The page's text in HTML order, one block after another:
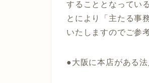
することとなってい
とにより「主たる事
いたしますのでご参
●大阪に本店がある